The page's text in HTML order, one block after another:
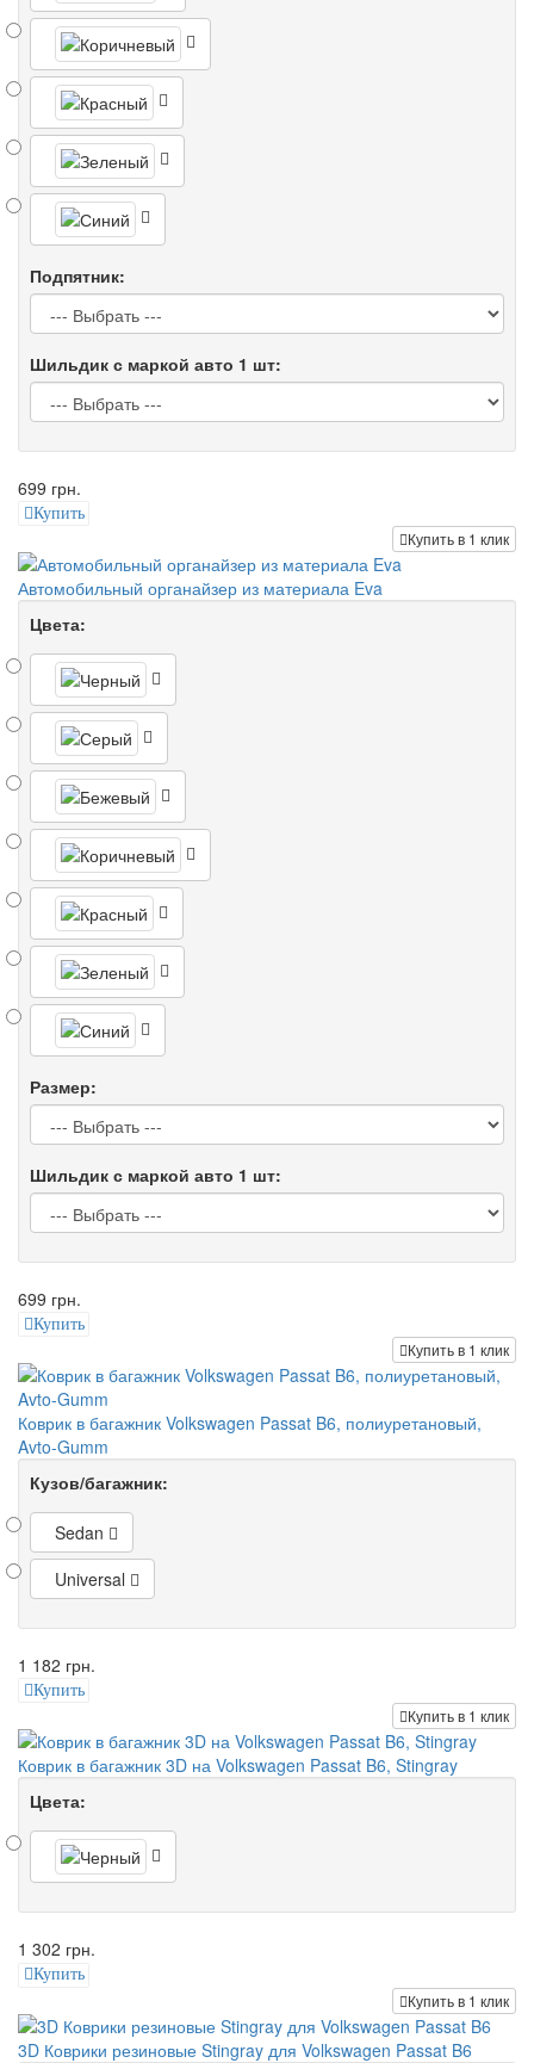
Подпятник:
Шильдик с маркой авто 1 шт:
699 грн.
Купить
Купить в 1 клик
Автомобильный органайзер из материала Eva
Цвета:
Размер:
Шильдик с маркой авто 1 шт:
699 грн.
Купить
Купить в 1 клик
Коврик в багажник Volkswagen Passat B6, полиуретановый,
Avto-Gumm
Кузов/багажник:
Sedan
Universal
1 182 грн.
Купить
Купить в 1 клик
Коврик в багажник 3D на Volkswagen Passat B6, Stingray
Цвета:
1 302 грн.
Купить
Купить в 1 клик
3D Коврики резиновые Stingray для Volkswagen Passat B6